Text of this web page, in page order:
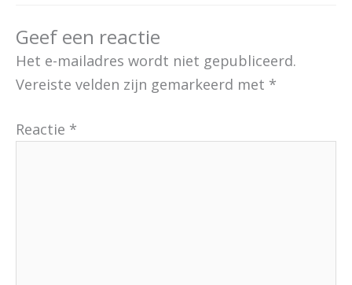
Geef een reactie
Het e-mailadres wordt niet gepubliceerd.
Vereiste velden zijn gemarkeerd met *
Reactie *